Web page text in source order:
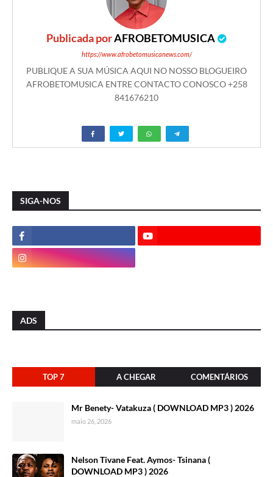
Publicada porAFROBETOMUSICA
https://www.afrobetomusicanews.com/
PUBLIQUE A SUA MÚSICA AQUI NO NOSSO BLOGUEIRO
AFROBETOMUSICA ENTRE CONTACTO CONOSCO +258
841676210
SIGA-NOS
ADS
TOP 7 A CHEGAR COMENTÁRIOS
Mr Benety- Vatakuza ( DOWNLOAD MP3 ) 2026
maio 26, 2026
Nelson Tivane Feat. Aymos- Tsinana (
DOWNLOAD MP3 ) 2026